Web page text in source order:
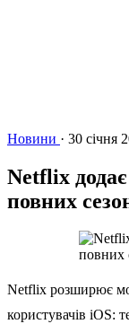
Новини · 30 січня
Netflix
повних
Netflix розширює
користувачів iOS: